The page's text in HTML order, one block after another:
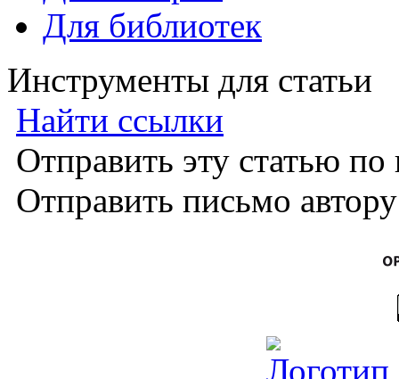
Для библиотек
Инструменты для статьи
Найти ссылки
Отправить эту статью
Отправить письмо